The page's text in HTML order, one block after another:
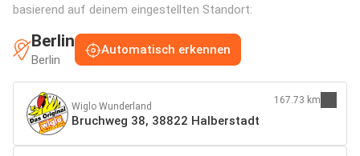
basierend auf deinem eingestellten Standort:
Berlin
Berlin
Automatisch erkennen
Wiglo Wunderland
Bruchweg 38, 38822 Halberstadt
167.73 km